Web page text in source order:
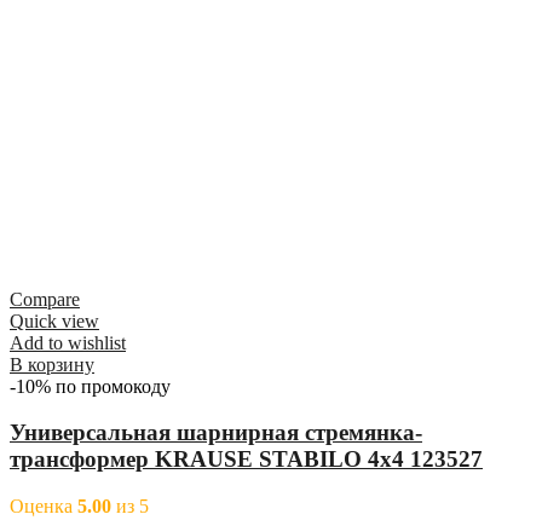
Compare
Quick view
Add to wishlist
В корзину
-10% по промокоду
Универсальная шарнирная стремянка-
трансформер KRAUSE STABILO 4х4 123527
Оценка 5.00 из 5